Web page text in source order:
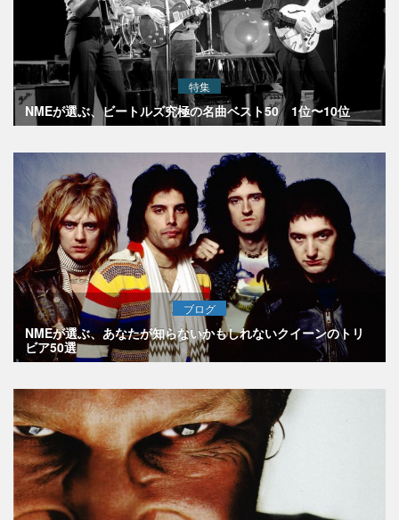
特集
NMEが選ぶ、ビートルズ究極の名曲ベスト50 1位〜10位
ブログ
NMEが選ぶ、あなたが知らないかもしれないクイーンのトリ
ビア50選